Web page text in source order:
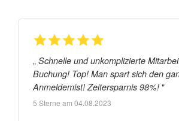
„
Buchung! Top! Man spart sich den
Anmeldemist! Zeitersparnis 98%! "
5 Sterne am 04.08.2023